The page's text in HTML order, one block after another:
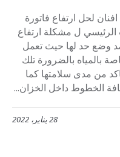
لحل ارتفاع فاتورة
ل مشكلة ارتفاع
وضع حد لها حيث تعمل
بالمياه بالضرورة تلك
من مدى سلامتها كما
الخطوط داخل الخزان...
28 يناير، 2022